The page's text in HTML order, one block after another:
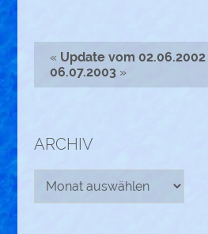
« Update vom 02.06.2002
06.07.2003»
ARCHIV
Archiv